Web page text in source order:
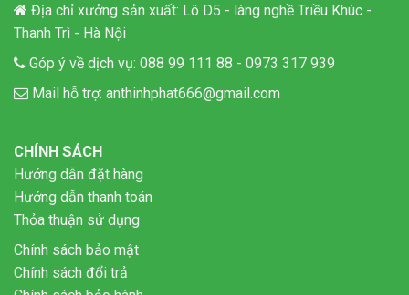
Địa chỉ xưởng sản xuất: Lô D5 - làng nghề Triều Khúc -
Thanh Trì - Hà Nội
Góp ý về dịch vụ: 088 99 111 88 - 0973 317 939
Mail hỗ trợ: anthinhphat666@gmail.com
CHÍNH SÁCH
Hướng dẫn đặt hàng
Hướng dẫn thanh toán
Thỏa thuận sử dụng
Chính sách bảo mật
Chính sách đổi trả